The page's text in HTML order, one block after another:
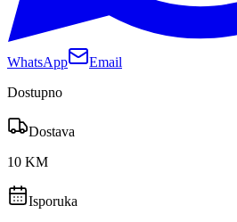
WhatsApp
Email
Dostupno
Dostava
10 KM
Isporuka